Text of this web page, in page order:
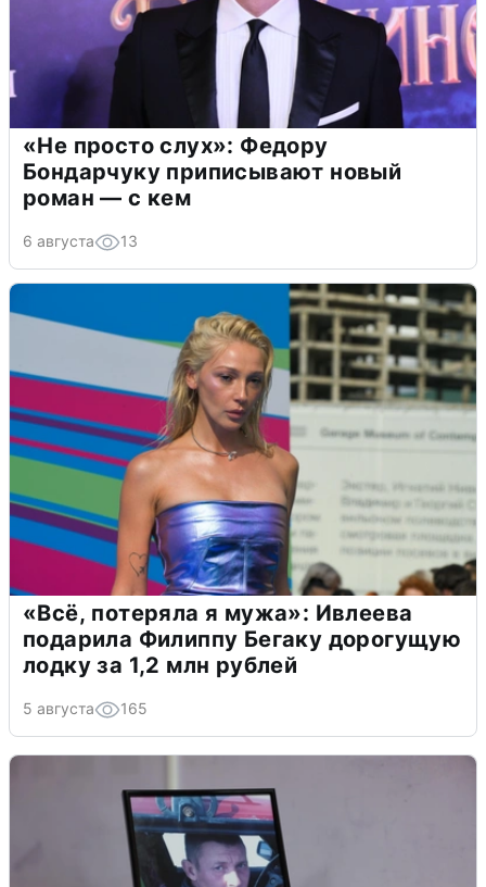
«Не просто слух»: Федору
Бондарчуку приписывают новый
роман — с кем
6 августа 13
«Всё, потеряла я мужа»: Ивлеева
подарила Филиппу Бегаку дорогущую
лодку за 1,2 млн рублей
5 августа 165